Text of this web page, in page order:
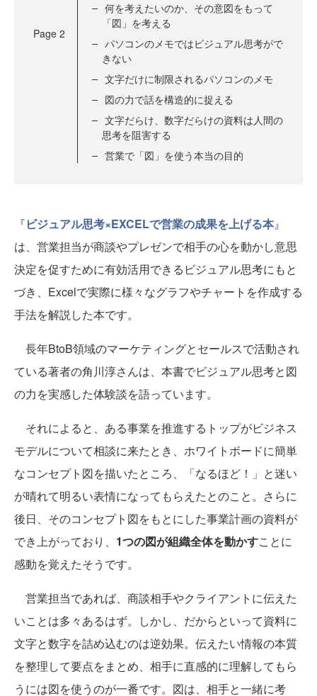
Page 2
何を考えたいのか、その意図をもって
「図」を考える
パソコンのメモではビジュアル思考がで
きない
文字だけに制限されるパソコンのメモ
図の力で話を構造的に捉える
文字だらけ、数字だらけの資料は人間の
思考を阻害する
営業で「図」を使う本当の目的
『ビジュアル思考×EXCELで営業の成果を上げる本』
は、営業担当が商談やプレゼンで相手の心を動かし意思
決定を促すために有効活用できるビジュアル思考にもと
づき、Excelで実際に様々なグラフやチャートを作成する
手法を解説した本です。
長年BtoB領域のマーケティングとセールスで活動され
ている著者の角川淳さんは、本書でビジュアル思考と図
の力を実感した体験談を語っています。
それによると、ある事業を推進するトップがビジネス
モデルについて相談に来たとき、ホワイトボードに簡単
なコンセプト図を描いたところ、「なるほど！」と迷い
が晴れて明るい表情になってもらえたとのこと。さらに
後日、そのコンセプト図をもとにした事業計画の資料が
でき上がっており、 1つの図が組織全体を動かすことに
感動を覚えたそうです。
営業担当であれば、商談相手やクライアントに伝えた
いことは多々あるはず。しかし、だからといって資料に
文字と数字を詰め込むのは逆効果。伝えたい情報の本質
を整理して要点をまとめ、相手に直感的に理解してもら
うには図を使うのが一番です。図は、相手と一緒に考